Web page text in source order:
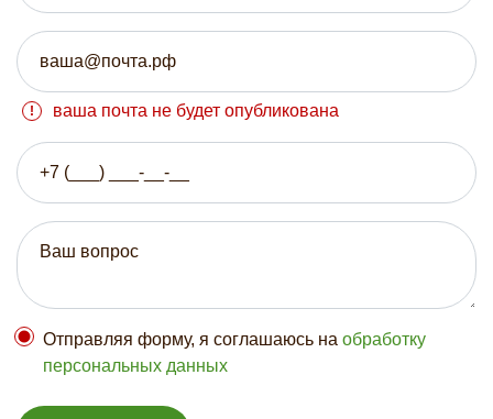
ваша почта не будет опубликована
Отправляя форму, я соглашаюсь на обработку
персональных данных